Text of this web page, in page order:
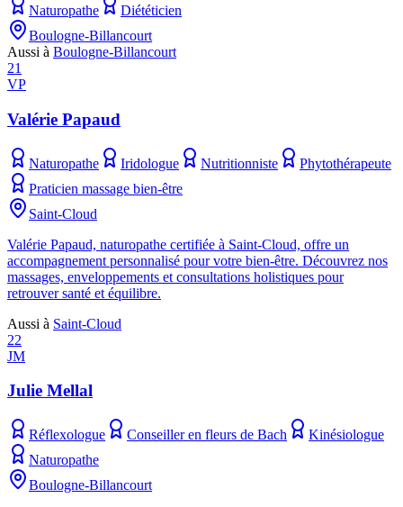
Naturopathe
Diététicien
Boulogne-Billancourt
Aussi à Boulogne-Billancourt
21
VP
Valérie Papaud
Naturopathe Iridologue Nutritionniste
Phytothérapeute
Praticien massage bien-être
Saint-Cloud
Valérie Papaud, naturopathe certifiée à Saint-Cloud, offre un
accompagnement personnalisé pour votre bien-être. Découvrez nos
massages, enveloppements et consultations holistiques pour
retrouver santé et équilibre.
Aussi à Saint-Cloud
22
JM
Julie Mellal
Réflexologue Conseiller en fleurs de Bach
Kinésiologue
Naturopathe
Boulogne-Billancourt